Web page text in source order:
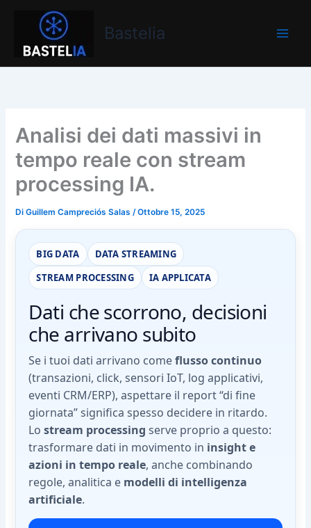
contenuto
Bastelia
Bastelia
Analisi dei dati massivi in
tempo reale con stream
processing IA.
DiGuillem Campreciós Salas/Ottobre 15, 2025
BIG DATA
DATA STREAMING
STREAM PROCESSING
IA APPLICATA
Dati che scorrono, decisioni
che arrivano subito
Se i tuoi dati arrivano comeflusso continuo
(transazioni, click, sensori IoT, log applicativi,
eventi CRM/ERP), aspettare il report “di fine
giornata” significa spesso decidere in ritardo.
Lostream processing serve proprio a questo:
trasformare dati in movimento in insight e
azioni in tempo reale, anche combinando
regole, analitica e modelli di intelligenza
artificiale.